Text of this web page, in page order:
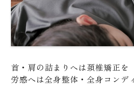
首・肩の詰まりへは頚椎矯正
労感へは全身整体・全身コンデ
〒675-0064
兵庫県加古川市加古川町